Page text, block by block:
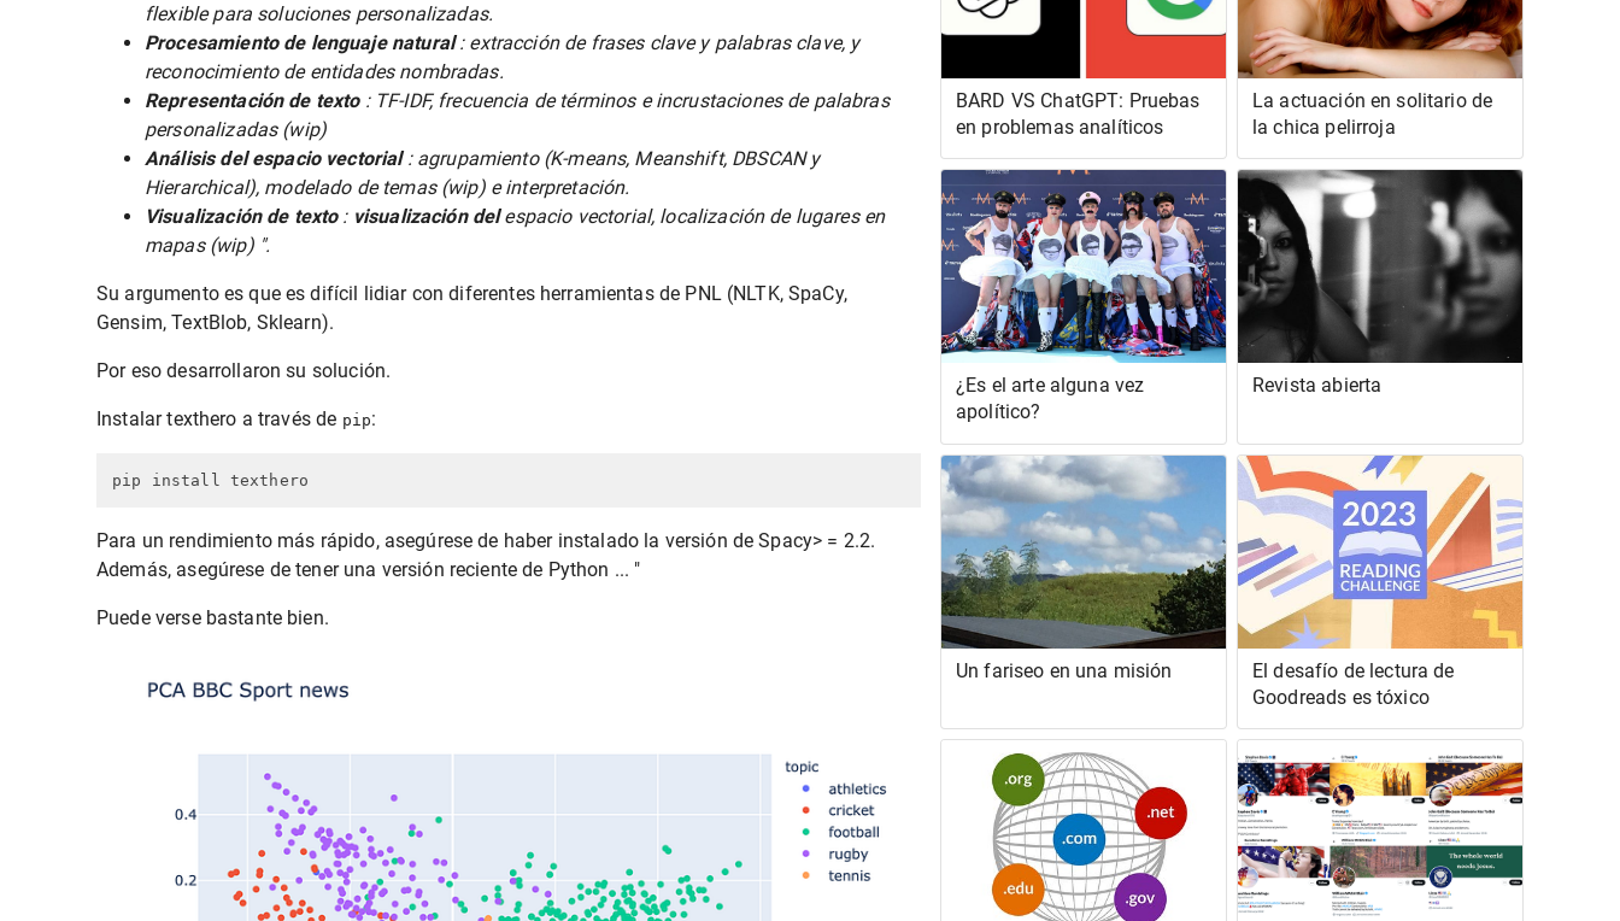
flexible para soluciones personalizadas.
Procesamiento de lenguaje natural: extracción de frases clave y palabras clave, y
reconocimiento de entidades nombradas.
Representación de texto: TF-IDF, frecuencia de términos e incrustaciones de palabras
personalizadas (wip)
Análisis del espacio vectorial: agrupamiento (K-means, Meanshift, DBSCAN y
Hierarchical), modelado de temas (wip) e interpretación.
Visualización de texto: visualización delespacio vectorial, localización de lugares en
mapas (wip) ".
Su argumento es que es difícil lidiar con diferentes herramientas de PNL (NLTK, SpaCy,
Gensim, TextBlob, Sklearn).
Por eso desarrollaron su solución.
Instalar texthero a través de pip:
Para un rendimiento más rápido, asegúrese de haber instalado la versión de Spacy> = 2.2.
Además, asegúrese de tener una versión reciente de Python ... "
Puede verse bastante bien.
BARD VS ChatGPT: Pruebas
en problemas analíticos
La actuación en solitario de
la chica pelirroja
¿Es el arte alguna vez
apolítico?
Revista abierta
Un fariseo en una misión
El desafío de lectura de
Goodreads es tóxico